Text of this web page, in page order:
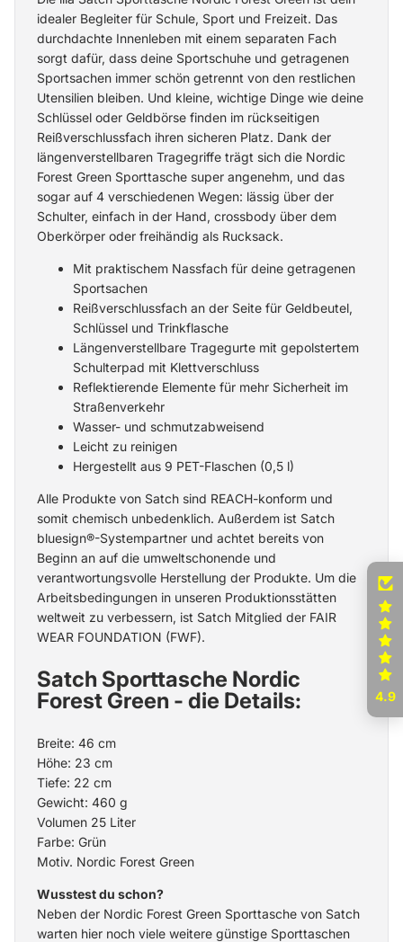
idealer Begleiter für Schule, Sport und Freizeit. Das
durchdachte Innenleben mit einem separaten Fach
sorgt dafür, dass deine Sportschuhe und getragenen
Sportsachen immer schön getrennt von den restlichen
Utensilien bleiben. Und kleine, wichtige Dinge wie deine
Schlüssel oder Geldbörse finden im rückseitigen
Reißverschlussfach ihren sicheren Platz. Dank der
längenverstellbaren Tragegriffe trägt sich die Nordic
Forest Green Sporttasche super angenehm, und das
sogar auf 4 verschiedenen Wegen: lässig über der
Schulter, einfach in der Hand, crossbody über dem
Oberkörper oder freihändig als Rucksack.
Mit praktischem Nassfach für deine getragenen
Sportsachen
Reißverschlussfach an der Seite für Geldbeutel,
Schlüssel und Trinkflasche
Längenverstellbare Tragegurte mit gepolstertem
Schulterpad mit Klettverschluss
Reflektierende Elemente für mehr Sicherheit im
Straßenverkehr
Wasser- und schmutzabweisend
Leicht zu reinigen
Hergestellt aus 9 PET-Flaschen (0,5 l)
Alle Produkte von Satch sind REACH-konform und
somit chemisch unbedenklich. Außerdem ist Satch
bluesign®️-Systempartner und achtet bereits von
Beginn an auf die umweltschonende und
verantwortungsvolle Herstellung der Produkte. Um die
Arbeitsbedingungen in unseren Produktionsstätten
weltweit zu verbessern, ist Satch Mitglied der FAIR
WEAR FOUNDATION (FWF).
Satch Sporttasche Nordic
Forest Green - die Details:
Breite: 46 cm
Höhe: 23 cm
Tiefe: 22 cm
Gewicht: 460 g
Volumen 25 Liter
Farbe: Grün
Motiv. Nordic Forest Green
Wusstest du schon?
Neben der Nordic Forest Green Sporttasche von Satch
warten hier noch viele weitere günstige Sporttaschen
4.9